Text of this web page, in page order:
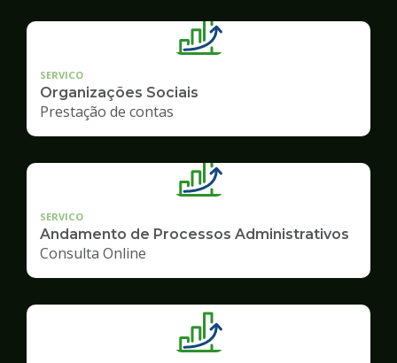
SERVICO
Organizações Sociais
Prestação de contas
SERVICO
Andamento de Processos Administrativos
Consulta Online